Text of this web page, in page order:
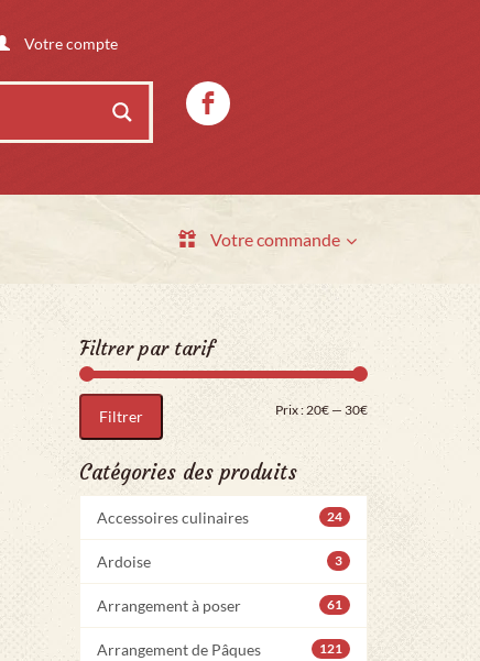
Votre compte
Votre commande
Filtrer par tarif
Prix min
Prix max
Filtrer Prix :20€ — 30€
Catégories des produits
Accessoires culinaires 24
Ardoise 3
Arrangement à poser 61
Arrangement de Pâques 121